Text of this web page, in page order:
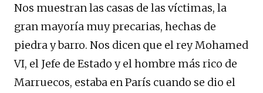
Nos muestran las casas de las víctimas, la
gran mayoría muy precarias, hechas de
piedra y barro. Nos dicen que el rey Mohamed
VI, el Jefe de Estado y el hombre más rico de
Marruecos, estaba en París cuando se dio el